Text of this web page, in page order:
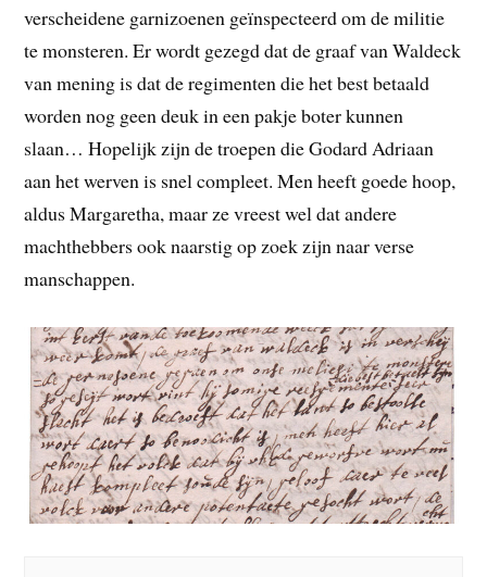
verscheidene garnizoenen geïnspecteerd om de militie
te monsteren. Er wordt gezegd dat de graaf van Waldeck
van mening is dat de regimenten die het best betaald
worden nog geen deuk in een pakje boter kunnen
slaan… Hopelijk zijn de troepen die Godard Adriaan
aan het werven is snel compleet. Men heeft goede hoop,
aldus Margaretha, maar ze vreest wel dat andere
machthebbers ook naarstig op zoek zijn naar verse
manschappen.